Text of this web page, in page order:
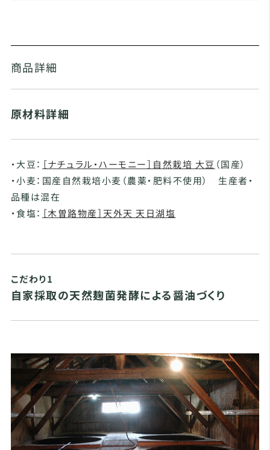
商品詳細
原材料詳細
・大豆： ［ナチュラル・ハーモニー］自然栽培 大豆 （国産）
・小麦：国産自然栽培小麦（農薬・肥料不使用） 生産者・
品種は混在
・食塩： ［木曽路物産］天外天 天日湖塩
こだわり1
自家採取の天然麹菌発酵による醤油づくり